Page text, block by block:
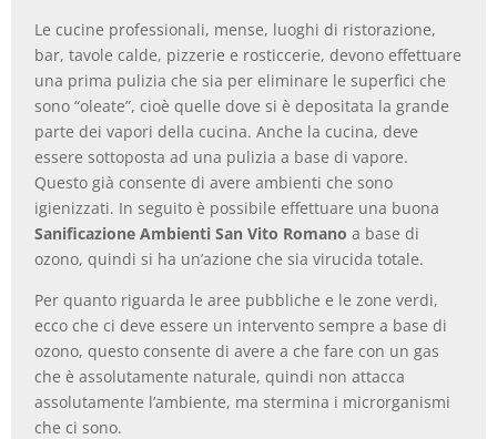
Le cucine professionali, mense, luoghi di ristorazione,
bar, tavole calde, pizzerie e rosticcerie, devono effettuare
una prima pulizia che sia per eliminare le superfici che
sono “oleate”, cioè quelle dove si è depositata la grande
parte dei vapori della cucina. Anche la cucina, deve
essere sottoposta ad una pulizia a base di vapore.
Questo già consente di avere ambienti che sono
igienizzati. In seguito è possibile effettuare una buona
Sanificazione Ambienti San Vito Romano a base di
ozono, quindi si ha un’azione che sia virucida totale.
Per quanto riguarda le aree pubbliche e le zone verdi,
ecco che ci deve essere un intervento sempre a base di
ozono, questo consente di avere a che fare con un gas
che è assolutamente naturale, quindi non attacca
assolutamente l’ambiente, ma stermina i microrganismi
che ci sono.